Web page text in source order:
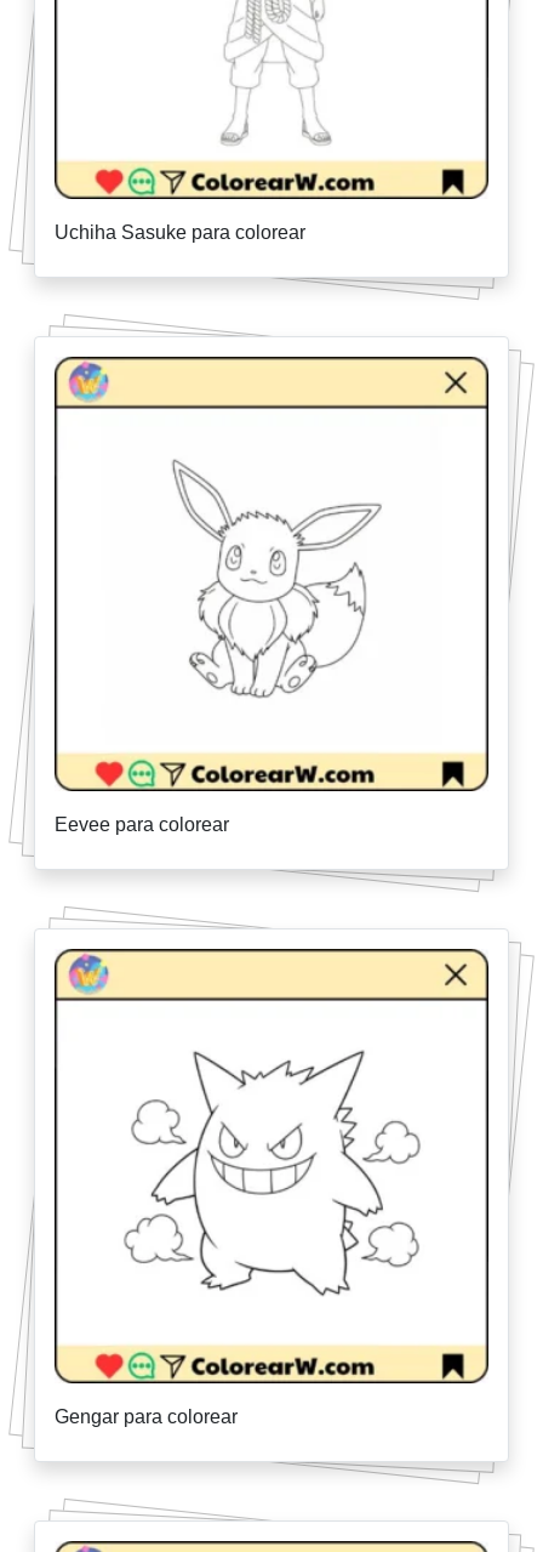
Uchiha Sasuke para colorear
Eevee para colorear
Gengar para colorear